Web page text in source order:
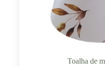
Toalha de